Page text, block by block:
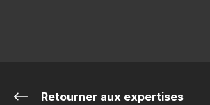
Retourner aux expertises